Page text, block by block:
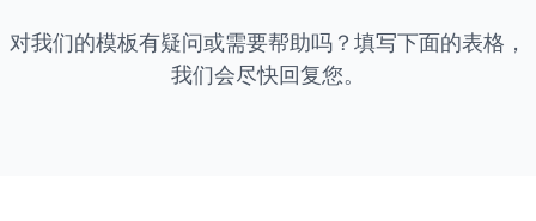
对我们的模板有疑问或需要帮助吗？填写下面的表格，
我们会尽快回复您。